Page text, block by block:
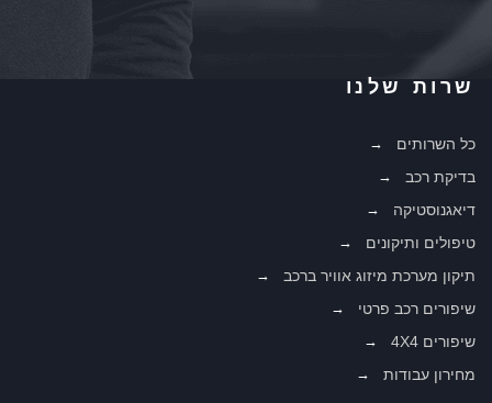
שרות שלנו
כל השרותים
בדיקת רכב
דיאגנוסטיקה
טיפולים ותיקונים
תיקון מערכת מיזוג אוויר ברכב
שיפורים רכב פרטי
שיפורים 4X4
מחירון עבודות